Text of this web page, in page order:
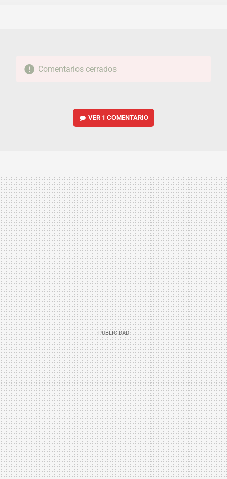
FACEBOOKTWITTERFLIPBOARD
E-
WHATSAPP
Comentarios cerrados
VER 1 COMENTARIO